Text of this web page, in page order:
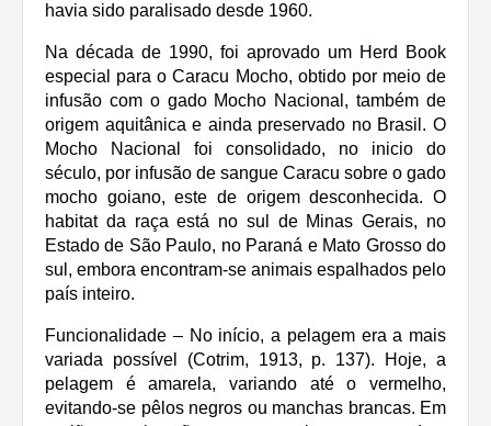
havia sido paralisado desde 1960.
Na década de 1990, foi aprovado um Herd Book
especial para o Caracu Mocho, obtido por meio de
infusão com o gado Mocho Nacional, também de
origem aquitânica e ainda preservado no Brasil. O
Mocho Nacional foi consolidado, no inicio do
século, por infusão de sangue Caracu sobre o gado
mocho goiano, este de origem desconhecida. O
habitat da raça está no sul de Minas Gerais, no
Estado de São Paulo, no Paraná e Mato Grosso do
sul, embora encontram-se animais espalhados pelo
país inteiro.
Funcionalidade – No início, a pelagem era a mais
variada possível (Cotrim, 1913, p. 137). Hoje, a
pelagem é amarela, variando até o vermelho,
evitando-se pêlos negros ou manchas brancas. Em